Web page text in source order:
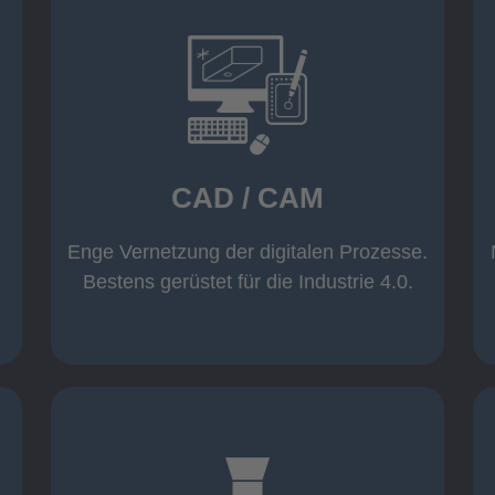
CAD / CAM
Enge Vernetzung der digitalen Prozesse.
Bestens gerüstet für die Industrie 4.0.
CAD / CAM
Einsatz moderner CAD/CAM
Inventor und AutoCAD
Datenübernahme aus der
Warenwirtschaft
mehr erfahren